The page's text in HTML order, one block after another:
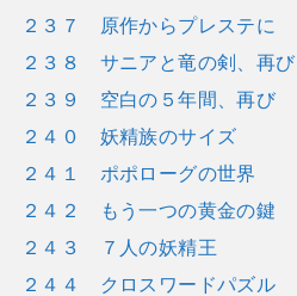
２３７ 原作からプレステに
２３８ サニアと竜の剣、再び
２３９ 空白の５年間、再び
２４０ 妖精族のサイズ
２４１ ポポローグの世界
２４２ もう一つの黄金の鍵
２４３ ７人の妖精王
２４４ クロスワードパズル